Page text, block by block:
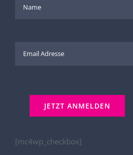
[mc4wp_checkbox]